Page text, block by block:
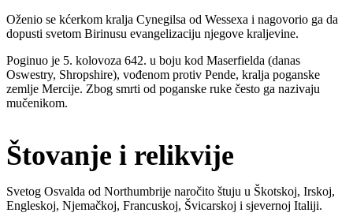
Oženio se kćerkom kralja Cynegilsa od Wessexa i nagovorio ga da
dopusti svetom Birinusu evangelizaciju njegove kraljevine.
Poginuo je 5. kolovoza 642. u boju kod Maserfielda (danas
Oswestry, Shropshire), vođenom protiv Pende, kralja poganske
zemlje Mercije. Zbog smrti od poganske ruke često ga nazivaju
mučenikom.
Štovanje i relikvije
Svetog Osvalda od Northumbrije naročito štuju u Škotskoj, Irskoj,
Engleskoj, Njemačkoj, Francuskoj, Švicarskoj i sjevernoj Italiji.